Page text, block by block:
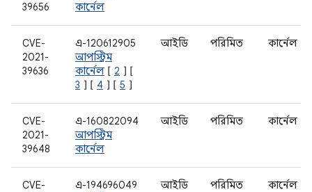
39656
কার্নেল
CVE-
2021-
39636
এ-120612905
আপস্ট্রিম
কার্নেল [ 2 ] [
3 ] [ 4 ] [ 5 ]
আইডি পরিমিত কার্নেল
CVE-
2021-
39648
এ-160822094
আপস্ট্রিম
কার্নেল
আইডি পরিমিত কার্নেল
CVE-
এ-194696049
আইডি পরিমিত কার্নেল